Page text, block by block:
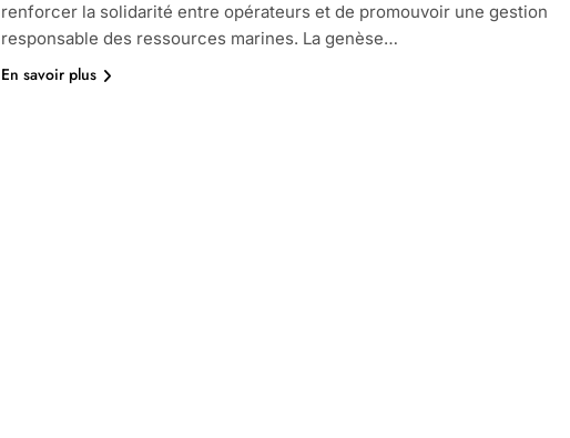
renforcer la solidarité entre opérateurs et de promouvoir une gestion
responsable des ressources marines. La genèse…
En savoir plus